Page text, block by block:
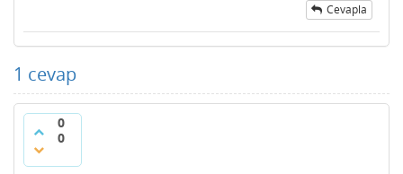
Cevapla
1 cevap
0
0